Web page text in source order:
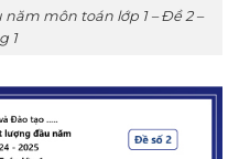
môn toán lớp 1 – Đề 2 –
1